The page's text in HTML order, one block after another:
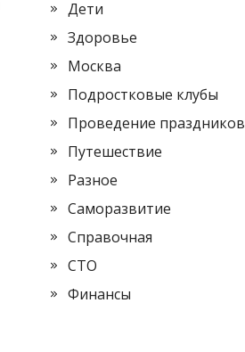
Дети
Здоровье
Москва
Подростковые клубы
Проведение праздников
Путешествие
Разное
Саморазвитие
Справочная
СТО
Финансы